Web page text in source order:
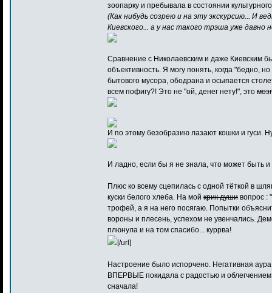
зоопарку и пребывала в состоянии
(Как нибудь созрею и на эту экскурсию... И
Киевского... а у нас такого трэша уже давно
Сравнение с Николаевским и даже Киевским
объективность. Я могу понять, когда "бедно,
бытового мусора, ободрана и осыпается
всем пофигу?! Это не "ой, денег нету!", это
И по этому безобразию лазают кошки и гуси.
И ладно, если бы я не знала, что может быть и
Плюс ко всему сцепилась с одной тёткой в
куски белого хлеба. На мой крик души вопрос :
трофей, а я на него посягаю. Попытки
вороны и плесень, успехом не увенчались.
плюнула и на том спасибо... куррва!
[/url]
Настроение было испорчено. Негативная
ВПЕРВЫЕ покидала с радостью и
сначала!